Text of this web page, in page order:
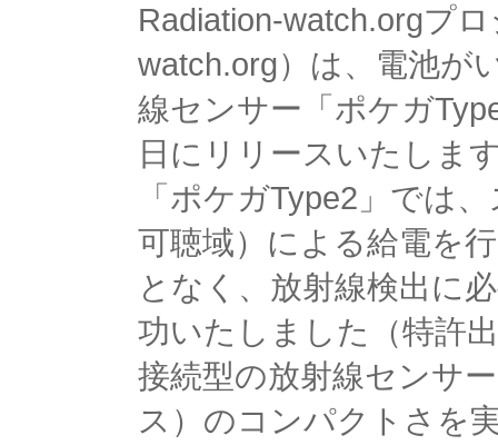
Radiation-watch.orgプ
watch.org）は、電池が
線センサー「ポケガ
日にリリースいたしま
「ポケガType2」では
可聴域）による給電を
となく、放射線検出に
功いたしました（特許
接続型の放射線センサ
ス）のコンパクトさを